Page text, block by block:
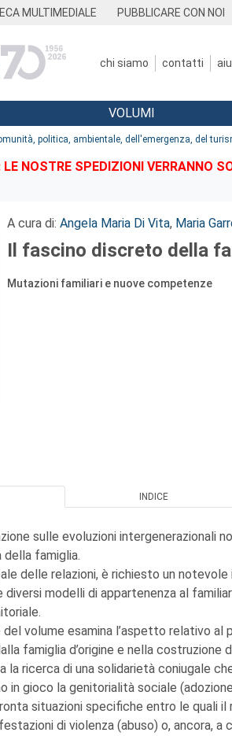
MULTIMEDIALE PUBBLICARE CON NOI
chi siamo contatti
VOLUMI
politica, ambientale, dell'emergenza, del
LE NOSTRE SPEDIZIONI VERRANNO
A cura di: Angela Maria Di Vita, Maria
Il fascino discreto della
Mutazioni familiari e nuove competenze
INDICE
sulle evoluzioni intergenerazionali
famiglia.
delle relazioni, è richiesto un notevole
diversi modelli di appartenenza al
volume esamina l’aspetto relativo al
famiglia d’origine e nella costruzione
la ricerca di una solidarietà coniugale
gioco la genitorialità sociale
situazioni specifiche entro le quali il
di violenza (abuso) o, ancora, a